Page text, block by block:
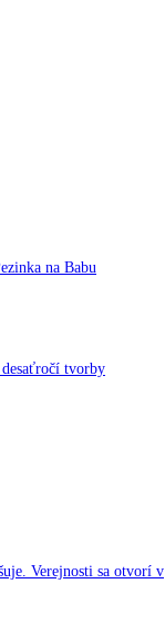
na Babu
tvorby
Verejnosti sa otvorí v